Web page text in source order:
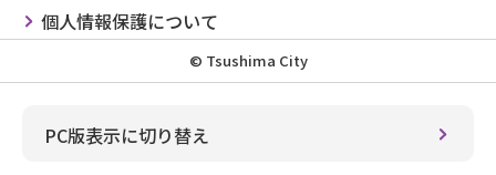
個人情報保護について
© Tsushima City
PC版表示に切り替え